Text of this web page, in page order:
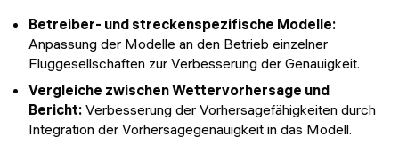
Betreiber- und streckenspezifische Modelle:
Anpassung der Modelle an den Betrieb einzelner
Fluggesellschaften zur Verbesserung der Genauigkeit.
Vergleiche zwischen Wettervorhersage und
Bericht: Verbesserung der Vorhersagefähigkeiten durch
Integration der Vorhersagegenauigkeit in das Modell.